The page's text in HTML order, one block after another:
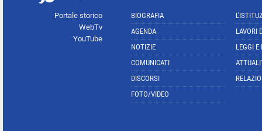
Portale storico
WebTv
YouTube
BIOGRAFIA
AGENDA
NOTIZIE
COMUNICATI
DISCORSI
FOTO/VIDEO
LAVORI
LEGGI E